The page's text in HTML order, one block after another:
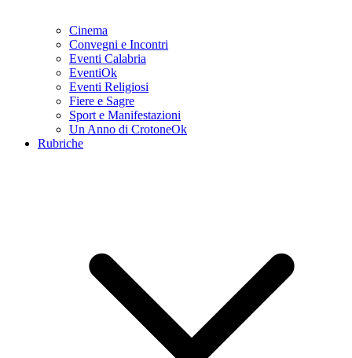
Cinema
Convegni e Incontri
Eventi Calabria
EventiOk
Eventi Religiosi
Fiere e Sagre
Sport e Manifestazioni
Un Anno di CrotoneOk
Rubriche